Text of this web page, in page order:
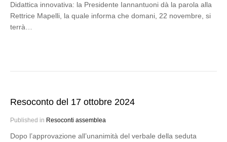
Didattica innovativa: la Presidente Iannantuoni dà la parola alla
Rettrice Mapelli, la quale informa che domani, 22 novembre, si
terrà…
Resoconto del 17 ottobre 2024
Published in Resoconti assemblea
Dopo l’approvazione all’unanimità del verbale della seduta